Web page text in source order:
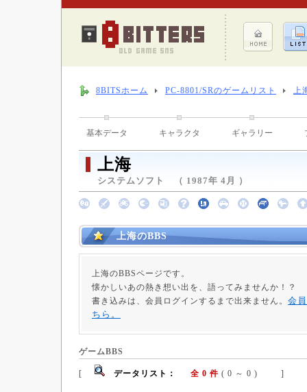
8BITSホーム PC-8801/SRのゲームリスト 上
基本データ キャラクタ ギャラリー
上海
システムソフト （ 1987年 4月 ）
上海のBBS
上海のBBSページです。
懐かしいあの熱き想い出を、語ってみませんか！？
書き込みは、会員ログインするまで出来ません。 会
ちら。
ゲームBBS
[ データリスト： 全 0 件 ( 0 ～ 0 ) ]